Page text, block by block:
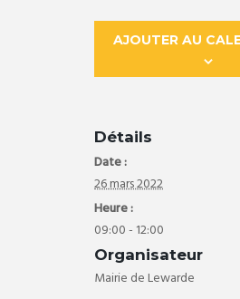
AJOUTER AU
Détails
Date :
26 mars 2022
Heure :
09:00 - 12:00
Organisateur
Mairie de Lewarde